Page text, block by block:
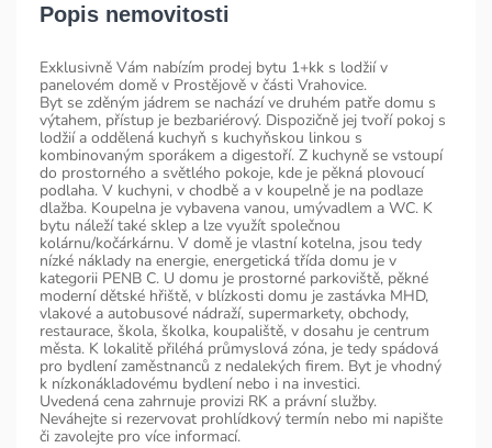
Popis nemovitosti
Exklusivně Vám nabízím prodej bytu 1+kk s lodžií v
panelovém domě v Prostějově v části Vrahovice.
Byt se zděným jádrem se nachází ve druhém patře domu s
výtahem, přístup je bezbariérový. Dispozičně jej tvoří pokoj s
lodžií a oddělená kuchyň s kuchyňskou linkou s
kombinovaným sporákem a digestoří. Z kuchyně se vstoupí
do prostorného a světlého pokoje, kde je pěkná plovoucí
podlaha. V kuchyni, v chodbě a v koupelně je na podlaze
dlažba. Koupelna je vybavena vanou, umývadlem a WC. K
bytu náleží také sklep a lze využít společnou
kolárnu/kočárkárnu. V domě je vlastní kotelna, jsou tedy
nízké náklady na energie, energetická třída domu je v
kategorii PENB C. U domu je prostorné parkoviště, pěkné
moderní dětské hřiště, v blízkosti domu je zastávka MHD,
vlakové a autobusové nádraží, supermarkety, obchody,
restaurace, škola, školka, koupaliště, v dosahu je centrum
města. K lokalitě přiléhá průmyslová zóna, je tedy spádová
pro bydlení zaměstnanců z nedalekých firem. Byt je vhodný
k nízkonákladovému bydlení nebo i na investici.
Uvedená cena zahrnuje provizi RK a právní služby.
Neváhejte si rezervovat prohlídkový termín nebo mi napište
či zavolejte pro více informací.